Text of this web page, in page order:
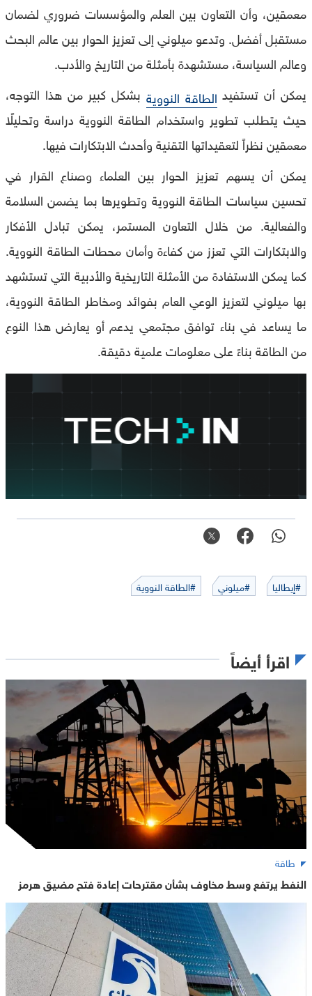
معمقين، وأن التعاون بين العلم والمؤسسات ضروري لضمان
مستقبل أفضل. وتدعو ميلوني إلى تعزيز الحوار بين عالم البحث
وعالم السياسة، مستشهدة بأمثلة من التاريخ والأدب.
يمكن أن تستفيد الطاقة النووية بشكل كبير من هذا التوجه،
حيث يتطلب تطوير واستخدام الطاقة النووية دراسة وتحليلًا
معمقين نظراً لتعقيداتها التقنية وأحدث الابتكارات فيها.
يمكن أن يسهم تعزيز الحوار بين العلماء وصناع القرار في
تحسين سياسات الطاقة النووية وتطويرها بما يضمن السلامة
والفعالية. من خلال التعاون المستمر، يمكن تبادل الأفكار
والابتكارات التي تعزز من كفاءة وأمان محطات الطاقة النووية.
كما يمكن الاستفادة من الأمثلة التاريخية والأدبية التي تستشهد
بها ميلوني لتعزيز الوعي العام بفوائد ومخاطر الطاقة النووية،
ما يساعد في بناء توافق مجتمعي يدعم أو يعارض هذا النوع
من الطاقة بناءً على معلومات علمية دقيقة.
#إيطاليا #ميلوني #الطاقة النووية
اقرأ أيضاً
طاقة
النفط يرتفع وسط مخاوف بشأن مقترحات إعادة فتح مضيق هرمز